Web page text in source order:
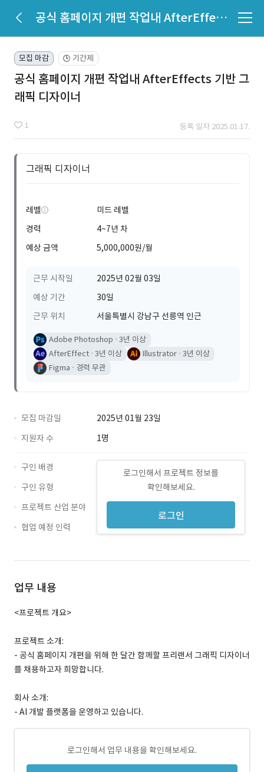
공식 홈페이지 개편 작업내 AfterEffects 기반 그래픽 디자이너
모집 마감 🕒 기간제
공식 홈페이지 개편 작업내 AfterEffects 기반 그
래픽 디자이너
1 등록 일자 2025.01.17.
그래픽 디자이너
레벨
미드 레벨
경력
4~7년 차
예상 금액
5,000,000원/월
근무 시작일
2025년 02월 03일
예상 기간
30일
근무 위치
서울특별시 강남구 선릉역 인근
Adobe Photoshop
3년 이상
AfterEffect 3년 이상 Illustrator 3년 이상
Figma
경력 무관
모집 마감일
2025년 01월 23일
지원자 수
1명
로그인해서 프로젝트 정보를
확인해보세요.
로그인
구인 배경
구인 유형
프로젝트 산업 분야
협업 예정 인력
업무 내용
<프로젝트 개요>
프로젝트 소개:
- 공식 홈페이지 개편을 위해 한 달간 함께할 프리랜서 그래픽 디자이너
를 채용하고자 희망합니다.
회사 소개:
- AI 개발 플랫폼을 운영하고 있습니다.
로그인해서 업무 내용을 확인해보세요.